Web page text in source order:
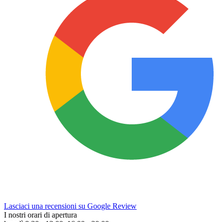
Lasciaci una recensioni su Google Review
I nostri orari di apertura